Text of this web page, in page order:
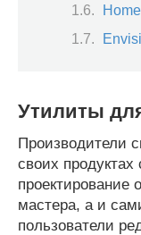
Утилиты
Производители
своих
проектирование
мастера, а и
пользователи